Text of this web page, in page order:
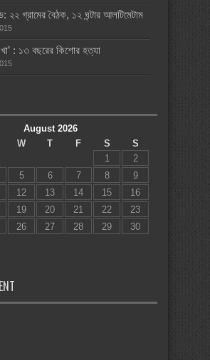
২২ গ্রামের বৈঠক, ১২ ঘন্টার আলটিমেটাম
খা’ : ১৩ বছরের কিশোর হত্যা
August 2026
W T F S
S
1
2
5 6 7 8
9
12 13 14 15
16
19 20 21 22
23
26 27 28 29
30